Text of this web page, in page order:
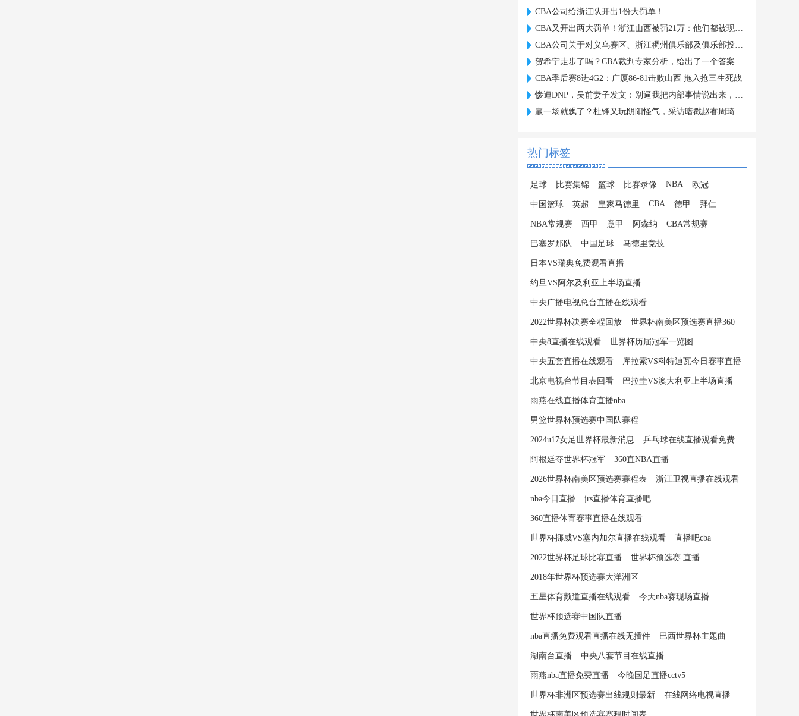
CBA公司给浙江队开出1份大罚单！
CBA又开出两大罚单！浙江山西被罚21万：他们都被现场球迷坑惨了
CBA公司关于对义乌赛区、浙江稠州俱乐部及俱乐部投资人金子军处罚的函
贺希宁走步了吗？CBA裁判专家分析，给出了一个答案
CBA季后赛8进4G2：广厦86-81击败山西 拖入抢三生死战
惨遭DNP，吴前妻子发文：别逼我把内部事情说出来，希望能被尊重
赢一场就飘了？杜锋又玩阴阳怪气，采访暗戳赵睿周琦或内涵许利民
热门标签
足球 比赛集锦 篮球 比赛录像 NBA 欧冠
中国篮球 英超 皇家马德里 CBA 德甲 拜仁
NBA常规赛 西甲 意甲 阿森纳 CBA常规赛
巴塞罗那队 中国足球 马德里竞技
日本VS瑞典免费观看直播
约旦VS阿尔及利亚上半场直播
中央广播电视总台直播在线观看
2022世界杯决赛全程回放 世界杯南美区预选赛直播360
中央8直播在线观看 世界杯历届冠军一览图
中央五套直播在线观看 库拉索VS科特迪瓦今日赛事直播
北京电视台节目表回看 巴拉圭VS澳大利亚上半场直播
雨燕在线直播体育直播nba
男篮世界杯预选赛中国队赛程
2024u17女足世界杯最新消息 乒乓球在线直播观看免费
阿根廷夺世界杯冠军 360直NBA直播
2026世界杯南美区预选赛赛程表 浙江卫视直播在线观看
nba今日直播 jrs直播体育直播吧
360直播体育赛事直播在线观看
世界杯挪威VS塞内加尔直播在线观看 直播吧cba
2022世界杯足球比赛直播 世界杯预选赛 直播
2018年世界杯预选赛大洋洲区
五星体育频道直播在线观看 今天nba赛现场直播
世界杯预选赛中国队直播
nba直播免费观看直播在线无插件 巴西世界杯主题曲
湖南台直播 中央八套节目在线直播
雨燕nba直播免费直播 今晚国足直播cctv5
世界杯非洲区预选赛出线规则最新 在线网络电视直播